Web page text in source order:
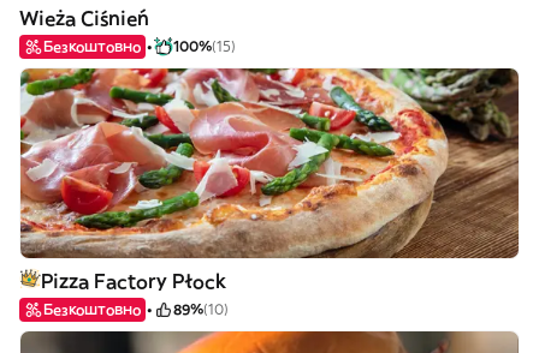
Wieża Ciśnień
Безкоштовно 100%(15)
Pizza Factory Płock
Безкоштовно 89%(10)